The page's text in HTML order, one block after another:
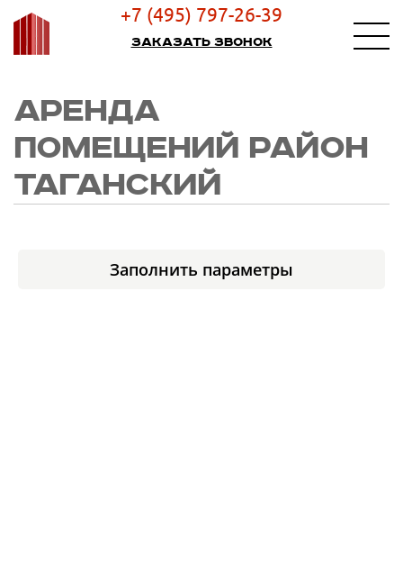
+7 (495) 797-26-39
Заказать звонок
АРЕНДА
ПОМЕЩЕНИЙ РАЙОН
ТАГАНСКИЙ
Заполнить параметры